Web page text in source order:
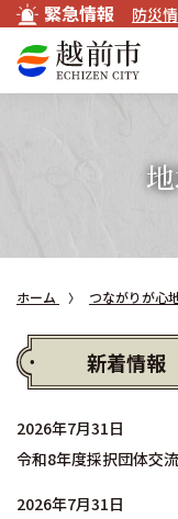
緊急情報 防災
ホーム つながりが心
新着情報
2026年7月31日
令和8年度採択団体交
2026年7月31日